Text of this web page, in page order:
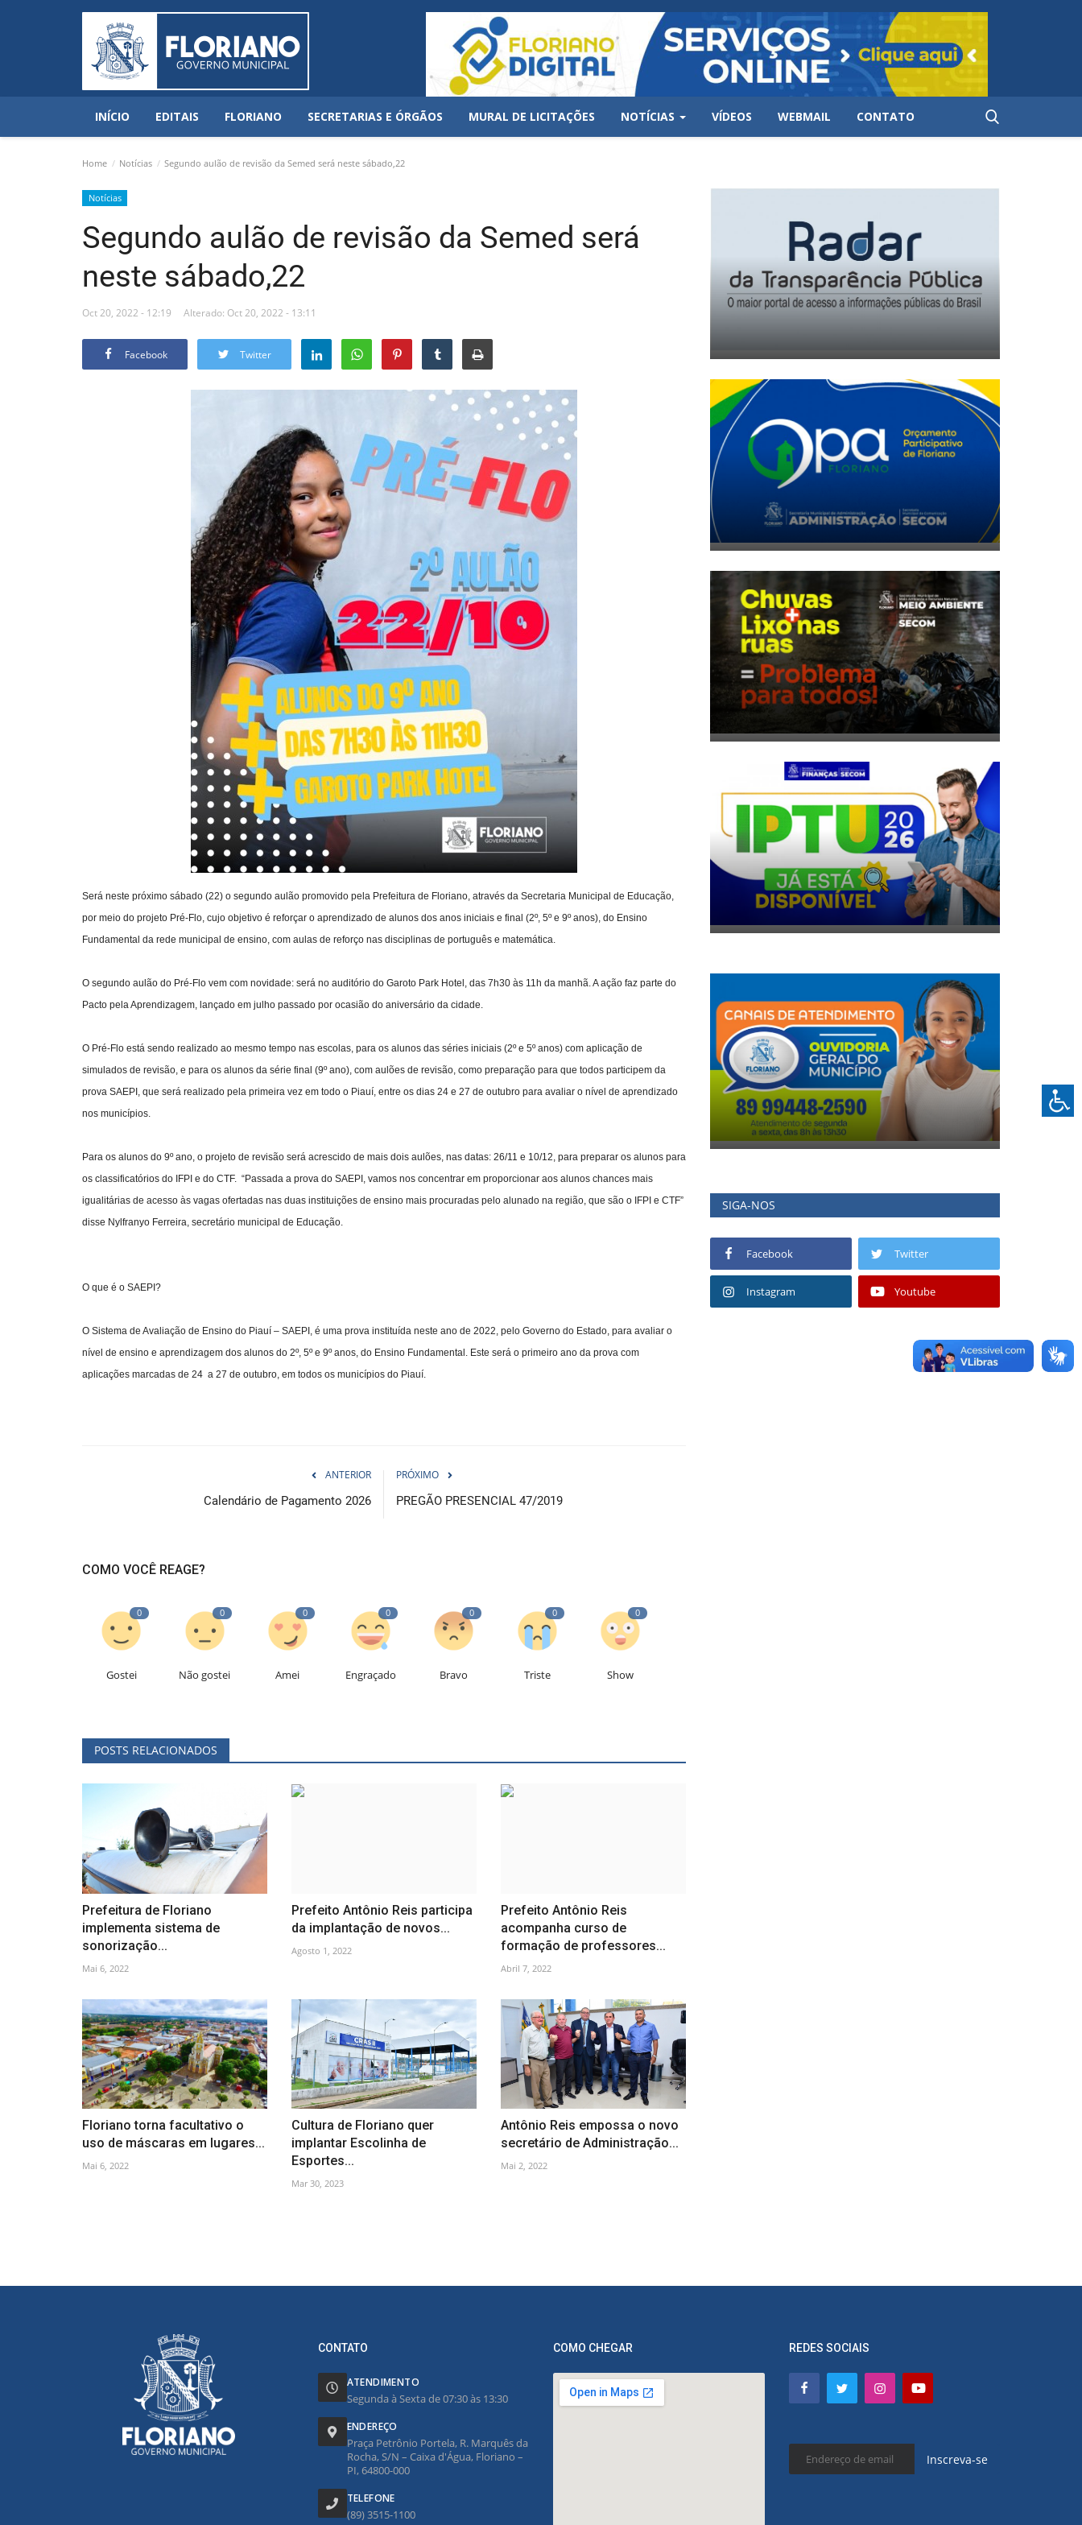
INÍCIO EDITAIS FLORIANO SECRETARIAS E ÓRGÃOS MURAL DE LICITAÇÕES NOTÍCIAS VÍDEOS WEBMAIL CONTATO
Home Notícias Segundo aulão de revisão da Semed será neste sábado,22
Notícias
Segundo aulão de revisão da Semed será
neste sábado,22
Oct 20, 2022 - 12:19 Alterado: Oct 20, 2022 - 13:11
Facebook Twitter
Será neste próximo sábado (22) o segundo aulão promovido pela Prefeitura de Floriano, através da Secretaria Municipal de Educação,
por meio do projeto Pré-Flo, cujo objetivo é reforçar o aprendizado de alunos dos anos iniciais e final (2º, 5º e 9º anos), do Ensino
Fundamental da rede municipal de ensino, com aulas de reforço nas disciplinas de português e matemática.
O segundo aulão do Pré-Flo vem com novidade: será no auditório do Garoto Park Hotel, das 7h30 às 11h da manhã. A ação faz parte do
Pacto pela Aprendizagem, lançado em julho passado por ocasião do aniversário da cidade.
O Pré-Flo está sendo realizado ao mesmo tempo nas escolas, para os alunos das séries iniciais (2º e 5º anos) com aplicação de
simulados de revisão, e para os alunos da série final (9º ano), com aulões de revisão, como preparação para que todos participem da
prova SAEPI, que será realizado pela primeira vez em todo o Piauí, entre os dias 24 e 27 de outubro para avaliar o nível de aprendizado
nos municípios.
Para os alunos do 9º ano, o projeto de revisão será acrescido de mais dois aulões, nas datas: 26/11 e 10/12, para preparar os alunos para
os classificatórios do IFPI e do CTF. “Passada a prova do SAEPI, vamos nos concentrar em proporcionar aos alunos chances mais
igualitárias de acesso às vagas ofertadas nas duas instituições de ensino mais procuradas pelo alunado na região, que são o IFPI e CTF”
disse Nylfranyo Ferreira, secretário municipal de Educação.
O que é o SAEPI?
O Sistema de Avaliação de Ensino do Piauí – SAEPI, é uma prova instituída neste ano de 2022, pelo Governo do Estado, para avaliar o
nível de ensino e aprendizagem dos alunos do 2º, 5º e 9º anos, do Ensino Fundamental. Este será o primeiro ano da prova com
aplicações marcadas de 24 a 27 de outubro, em todos os municípios do Piauí.
ANTERIOR
Calendário de Pagamento 2026
PRÓXIMO
PREGÃO PRESENCIAL 47/2019
COMO VOCÊ REAGE?
0
Gostei
0
Não gostei
0
Amei
0
Engraçado
0
Bravo
0
Triste
0
Show
POSTS RELACIONADOS
Prefeitura de Floriano
implementa sistema de
sonorização...
Mai 6, 2022
Prefeito Antônio Reis participa
da implantação de novos...
Agosto 1, 2022
Prefeito Antônio Reis
acompanha curso de
formação de professores...
Abril 7, 2022
Floriano torna facultativo o
uso de máscaras em lugares...
Mai 6, 2022
Cultura de Floriano quer
implantar Escolinha de
Esportes...
Mar 30, 2023
Antônio Reis empossa o novo
secretário de Administração...
Mai 2, 2022
SIGA-NOS
Facebook Twitter
Instagram Youtube
CONTATO
ATENDIMENTO
Segunda à Sexta de 07:30 às 13:30
ENDEREÇO
Praça Petrônio Portela, R. Marquês da
Rocha, S/N – Caixa d'Água, Floriano –
PI, 64800-000
TELEFONE
(89) 3515-1100
COMO CHEGAR REDES SOCIAIS
Inscreva-se